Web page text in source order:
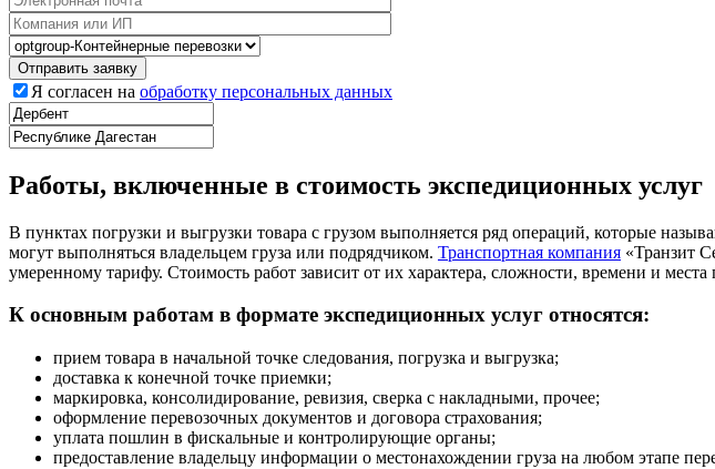
Я согласен на обработку персональных данных
Работы, включенные в стоимость экспедиционных услуг
В пунктах погрузки и выгрузки товара с грузом выполняется ряд операций, которые
могут выполняться владельцем груза или подрядчиком. Транспортная компания «Транзит
умеренному тарифу. Стоимость работ зависит от их характера, сложности, времени и места
К основным работам в формате экспедиционных услуг относятся:
прием товара в начальной точке следования, погрузка и выгрузка;
доставка к конечной точке приемки;
маркировка, консолидирование, ревизия, сверка с накладными, прочее;
оформление перевозочных документов и договора страхования;
уплата пошлин в фискальные и контролирующие органы;
предоставление владельцу информации о местонахождении груза на любом этапе